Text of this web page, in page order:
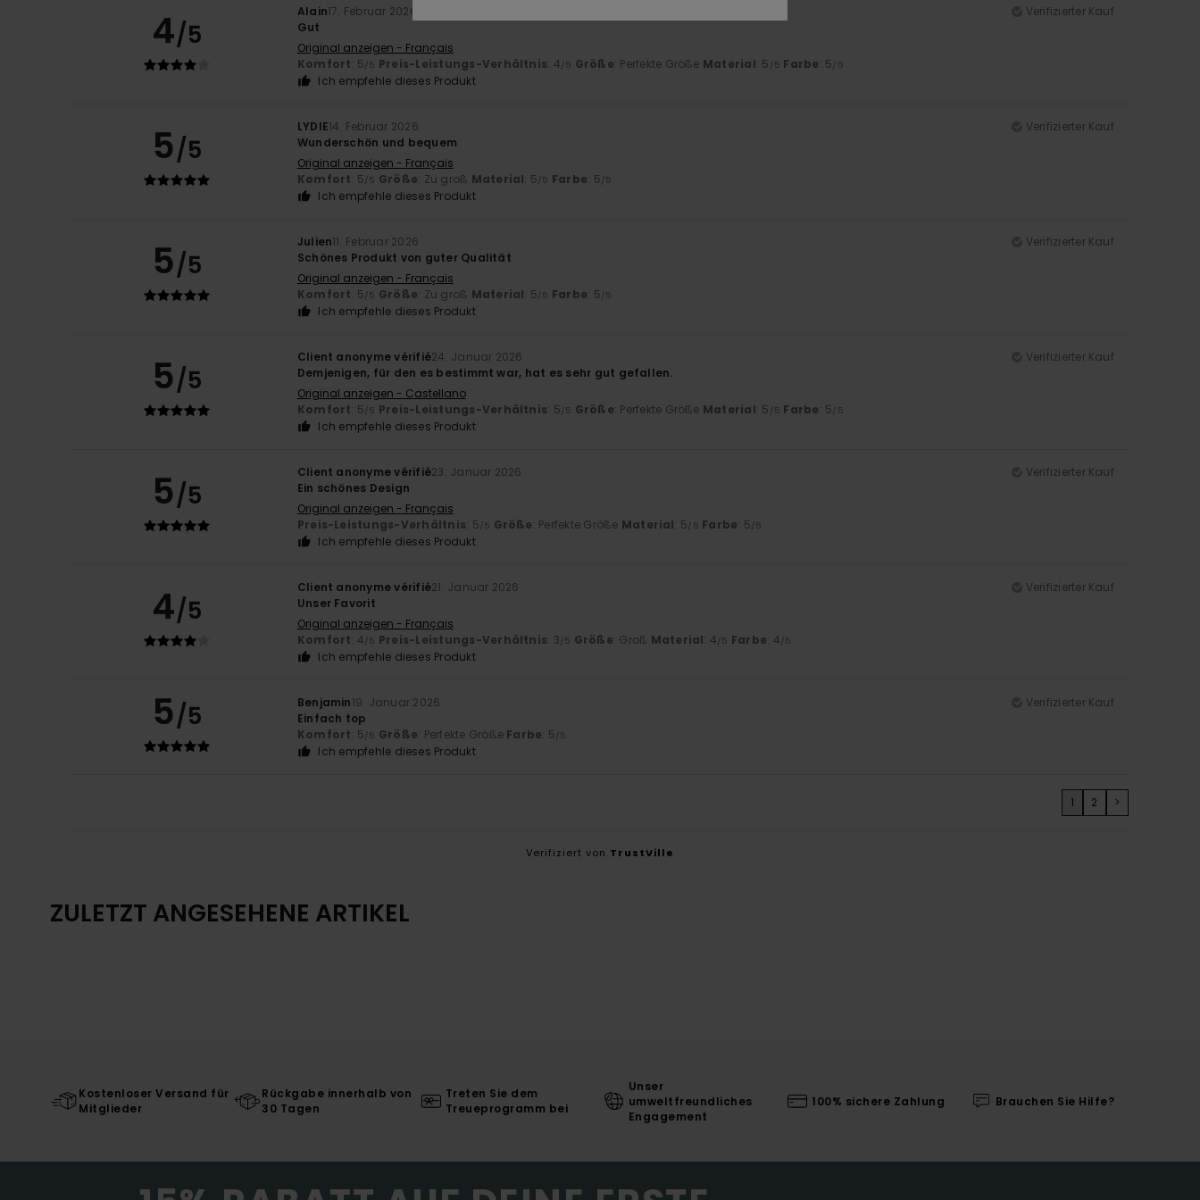
4/5
Alain17. Februar 2026
Verifizierter Kauf
Gut
Original anzeigen - Français
Komfort: 5/5 Preis-Leistungs-Verhältnis: 4/5 Größe: Perfekte Größe Material: 5 /5 Farbe: 5/5
Ich empfehle dieses Produkt
5/5
LYDIE14. Februar 2026
Verifizierter Kauf
Wunderschön und bequem
Original anzeigen - Français
Komfort: 5/5 Größe: Zu groß Material: 5/5 Farbe: 5/5
Ich empfehle dieses Produkt
5/5
Julien11. Februar 2026
Verifizierter Kauf
Schönes Produkt von guter Qualität
Original anzeigen - Français
Komfort: 5/5 Größe: Zu groß Material: 5/5 Farbe: 5/5
Ich empfehle dieses Produkt
5/5
Client anonyme vérifié24. Januar 2026
Verifizierter Kauf
Demjenigen, für den es bestimmt war, hat es sehr gut gefallen.
Original anzeigen - Castellano
Komfort: 5/5 Preis-Leistungs-Verhältnis: 5/5 Größe: Perfekte Größe Material: 5 /5 Farbe: 5/5
Ich empfehle dieses Produkt
5/5
Client anonyme vérifié23. Januar 2026
Verifizierter Kauf
Ein schönes Design
Original anzeigen - Français
Preis-Leistungs-Verhältnis: 5/5 Größe: Perfekte Größe Material: 5/5 Farbe: 5/5
Ich empfehle dieses Produkt
4/5
Client anonyme vérifié21. Januar 2026
Verifizierter Kauf
Unser Favorit
Original anzeigen - Français
Komfort: 4/5 Preis-Leistungs-Verhältnis: 3/5 Größe: Groß Material: 4/5 Farbe: 4/5
Ich empfehle dieses Produkt
5/5 Benjamin19. Januar 2026
Verifizierter Kauf
Einfach top
Komfort: 5/5 Größe: Perfekte Größe Farbe: 5/5
Ich empfehle dieses Produkt
1 2 >
Verifiziert von TrustVille
ZULETZT ANGESEHENE ARTIKEL
Kostenloser Versand für
Mitglieder
Rückgabe innerhalb von
30 Tagen
Treten Sie dem
Treueprogramm bei
Unser
umweltfreundliches
Engagement
100% sichere Zahlung Brauchen Sie Hilfe?